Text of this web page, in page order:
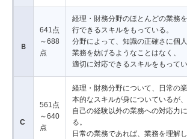
Ｂ
641点
～688
点
経理・財務分野のほとんどの業務
行できるスキルをもっている。
分野によって、知識の正確さに個
業務を妨げるようなことはなく、
適切に対応できるスキルをもってい
C
561点
～640
点
経理・財務分野について、日常の
本的なスキルが身についているが、
自己の経験以外の業務への対応力
る。
日常の業務であれば、業務を理解